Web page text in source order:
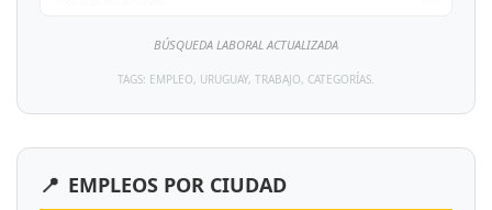
BÚSQUEDA LABORAL ACTUALIZADA
TAGS: EMPLEO, URUGUAY, TRABAJO, CATEGORÍAS.
📍 EMPLEOS POR CIUDAD